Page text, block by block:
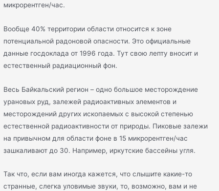
микрорентген/час.
Вообще 40% территории области относится к зоне
потенциальной радоновой опасности. Это официальные
данные госдоклада от 1996 года. Тут свою лепту вносит и
естественный радиационный фон.
Весь Байкальский регион – одно большое месторождение
урановых руд, залежей радиоактивных элементов и
месторождений других ископаемых с высокой степенью
естественной радиоактивности от природы. Пиковые залежи
на привычном для области фоне в 15 микрорентген/час
зашкаливают до 30. Например, иркутские бассейны угля.
Так что, если вам иногда кажется, что слышите какие-то
странные, слегка уловимые звуки, то, возможно, вам и не